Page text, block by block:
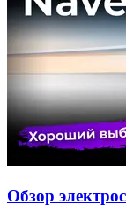
Обзор